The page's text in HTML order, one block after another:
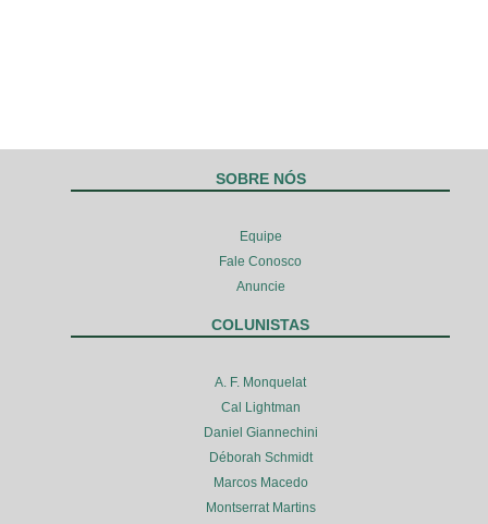
SOBRE NÓS
Equipe
Fale Conosco
Anuncie
COLUNISTAS
A. F. Monquelat
Cal Lightman
Daniel Giannechini
Déborah Schmidt
Marcos Macedo
Montserrat Martins